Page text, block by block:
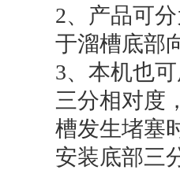
2、产品可
于溜槽底部
3、本机也
三分相对度
槽发生堵塞
安装底部三